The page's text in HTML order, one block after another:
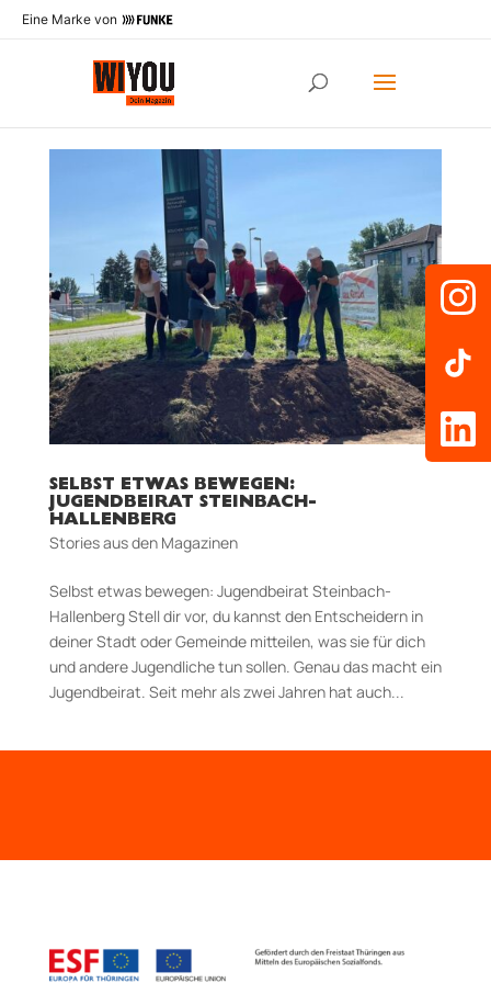
Eine Marke von
SELBST ETWAS BEWEGEN:
JUGENDBEIRAT STEINBACH-
HALLENBERG
Stories aus den Magazinen
Selbst etwas bewegen: Jugendbeirat Steinbach-
Hallenberg Stell dir vor, du kannst den Entscheidern in
deiner Stadt oder Gemeinde mitteilen, was sie für dich
und andere Jugendliche tun sollen. Genau das macht ein
Jugendbeirat. Seit mehr als zwei Jahren hat auch...